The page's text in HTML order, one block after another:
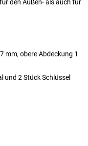
den Außen- als auch für
mm, obere Abdeckung 1
und 2 Stück Schlüssel